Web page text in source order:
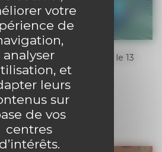
votre
de
analyser
et
leurs
sur
de vos
centres
d’intérêts.
Z– disponible en librairie le 13